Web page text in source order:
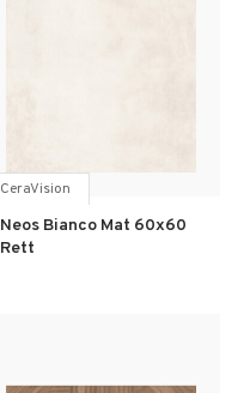
CeraVision
Neos Bianco Mat 60x60
Rett